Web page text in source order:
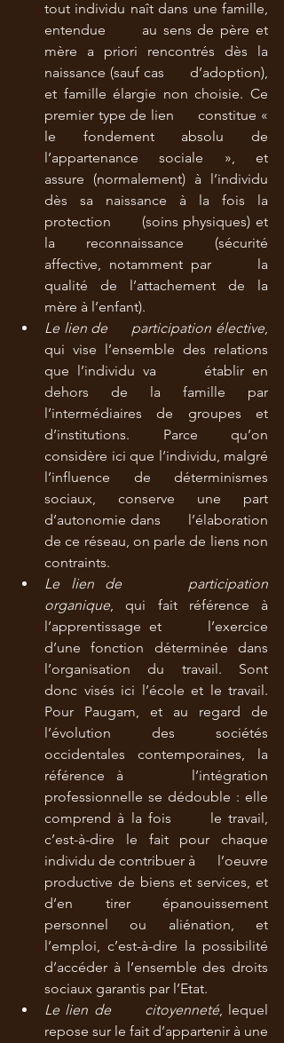
tout individu naît dans une famille,
entendue      au sens de père et
mère a priori rencontrés dès la
naissance (sauf cas      d’adoption),
et famille élargie non choisie. Ce
premier type de lien      constitue «
le fondement absolu de
l’appartenance sociale », et
assure (normalement) à l’individu
dès sa naissance à la fois la
protection      (soins physiques) et
la reconnaissance (sécurité
affective, notamment par      la
qualité de l’attachement de la
mère à l’enfant).
Le lien de      participation élective,
qui vise l’ensemble des relations
que l’individu va      établir en
dehors de la famille par
l’intermédiaires de groupes et
d’institutions. Parce qu’on
considère ici que l’individu, malgré
l’influence de déterminismes
sociaux, conserve une part
d’autonomie dans      l’élaboration
de ce réseau, on parle de liens non
contraints.
Le lien de      participation
organique, qui fait référence à
l’apprentissage et      l’exercice
d’une fonction déterminée dans
l’organisation du travail. Sont
donc visés ici l’école et le travail.
Pour Paugam, et au regard de
l’évolution des sociétés
occidentales contemporaines, la
référence à      l’intégration
professionnelle se dédouble : elle
comprend à la fois      le travail,
c’est-à-dire le fait pour chaque
individu de contribuer à      l’oeuvre
productive de biens et services, et
d’en tirer épanouissement
personnel ou aliénation, et
l’emploi, c’est-à-dire la possibilité
d’accéder à l’ensemble des droits
sociaux garantis par l’Etat.
Le lien de      citoyenneté, lequel
repose sur le fait d’appartenir à une